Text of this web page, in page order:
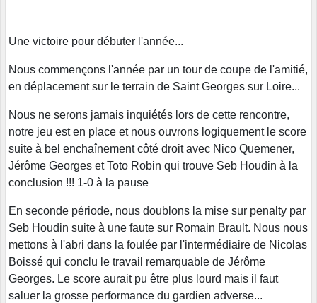
Une victoire pour débuter l'année...
Nous commençons l'année par un tour de coupe de l'amitié,
en déplacement sur le terrain de Saint Georges sur Loire...
Nous ne serons jamais inquiétés lors de cette rencontre,
notre jeu est en place et nous ouvrons logiquement le score
suite à bel enchaînement côté droit avec Nico Quemener,
Jérôme Georges et Toto Robin qui trouve Seb Houdin à la
conclusion !!! 1-0 à la pause
En seconde période, nous doublons la mise sur penalty par
Seb Houdin suite à une faute sur Romain Brault. Nous nous
mettons à l'abri dans la foulée par l'intermédiaire de Nicolas
Boissé qui conclu le travail remarquable de Jérôme
Georges. Le score aurait pu être plus lourd mais il faut
saluer la grosse performance du gardien adverse...